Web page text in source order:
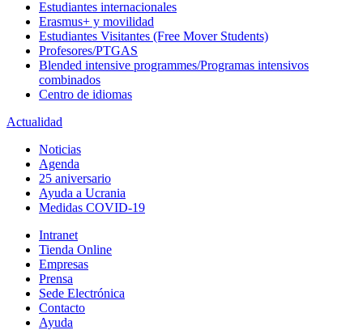
Estudiantes internacionales
Erasmus+ y movilidad
Estudiantes Visitantes (Free Mover Students)
Profesores/PTGAS
Blended intensive programmes/Programas intensivos
combinados
Centro de idiomas
Actualidad
Noticias
Agenda
25 aniversario
Ayuda a Ucrania
Medidas COVID-19
Intranet
Tienda Online
Empresas
Prensa
Sede Electrónica
Contacto
Ayuda